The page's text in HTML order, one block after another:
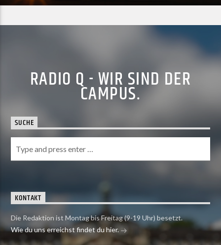
RADIO Q - WIR SIND DER
CAMPUS.
SUCHE
KONTAKT
Die Redaktion ist Montag bis Freitag (9-19 Uhr) besetzt.
Wie du uns erreichst findet du hier.